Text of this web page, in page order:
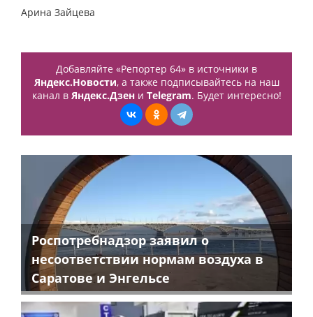
Арина Зайцева
Добавляйте «Репортер 64» в источники в
Яндекс.Новости, а также подписывайтесь на наш
канал в Яндекс.Дзени Telegram. Будет интересно!
Роспотребнадзор заявил о
несоответствии нормам воздуха в
Саратове и Энгельсе